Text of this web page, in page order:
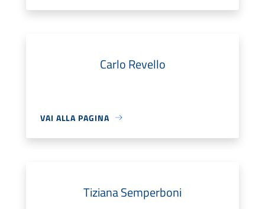
Carlo Revello
VAI ALLA PAGINA
Tiziana Semperboni